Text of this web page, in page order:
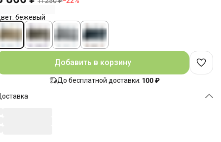
бежевый
Добавить в корзину
До бесплатной доставки: 100 ₽